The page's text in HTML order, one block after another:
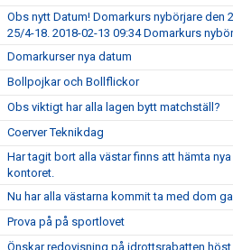
Obs nytt Datum! Domarkurs nybörjare den
25/4-18. 2018-02-13 09:34 Domarkurs
Domarkurser nya datum
Bollpojkar och Bollflickor
Obs viktigt har alla lagen bytt matchställ?
Coerver Teknikdag
Har tagit bort alla västar finns att hämta
kontoret.
Nu har alla västarna kommit ta med dom
Prova på på sportlovet
Önskar redovisning på idrottsrabatten höst